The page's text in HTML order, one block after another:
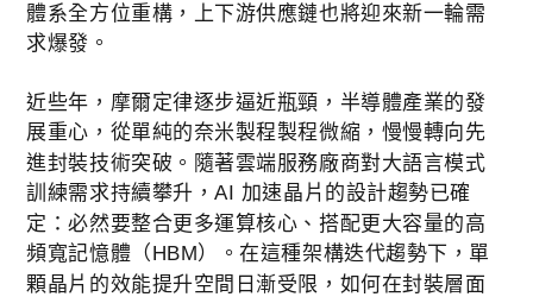
體系全方位重構，上下游供應鏈也將迎來新一輪需
求爆發。
近些年，摩爾定律逐步逼近瓶頸，半導體產業的發
展重心，從單純的奈米製程製程微縮，慢慢轉向先
進封裝技術突破。隨著雲端服務廠商對大語言模式
訓練需求持續攀升，AI 加速晶片的設計趨勢已確
定：必然要整合更多運算核心、搭配更大容量的高
頻寬記憶體（HBM）。在這種架構迭代趨勢下，單
顆晶片的效能提升空間日漸受限，如何在封裝層面